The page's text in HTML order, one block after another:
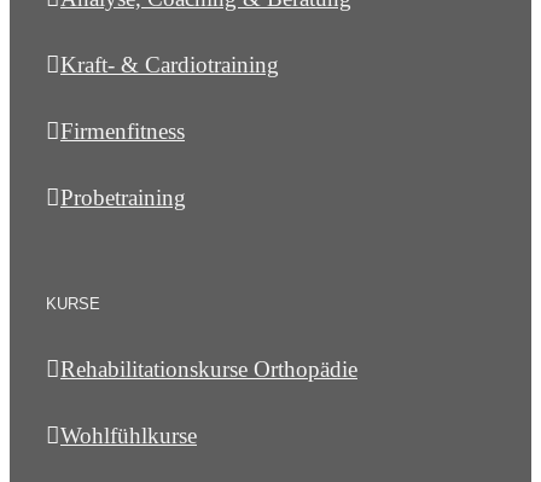
Kraft- & Cardiotraining
Firmenfitness
Probetraining
KURSE
Rehabilitationskurse Orthopädie
Wohlfühlkurse